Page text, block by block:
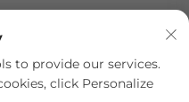
to provide our services.
click Personalize